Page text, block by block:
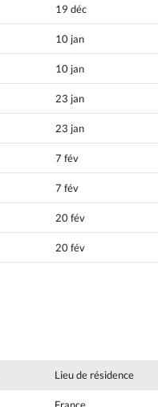
19 déc
10 jan
10 jan
23 jan
23 jan
7 fév
7 fév
20 fév
20 fév
Lieu de résidence
France